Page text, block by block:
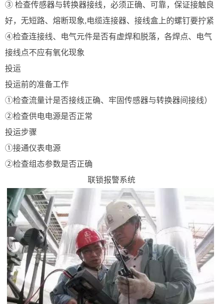
③ 检查传感器与转换器接线，必须正确、可靠，保证接触良
好，无短路、熔断现象,电缆连接器、接线盒上的螺钉要拧紧
④检查连接线、电气元件是否有虚焊和脱落，各焊点、电气
接线点不应有氧化现象
投运
投运前的准备工作
①检查流量计是否接线正确、牢固传感器与转换器间接线）
②检查供电电源是否正常
投运步骤
①接通仪表电源
②检查组态参数是否正确
联锁报警系统